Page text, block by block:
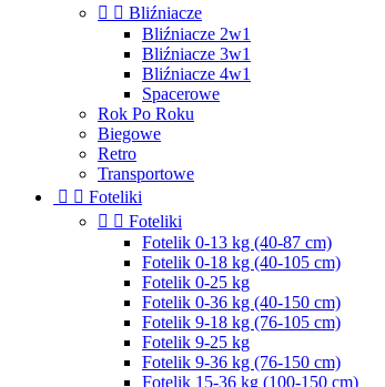
  Bliźniacze
Bliźniacze 2w1
Bliźniacze 3w1
Bliźniacze 4w1
Spacerowe
Rok Po Roku
Biegowe
Retro
Transportowe
  Foteliki
  Foteliki
Fotelik 0-13 kg (40-87 cm)
Fotelik 0-18 kg (40-105 cm)
Fotelik 0-25 kg
Fotelik 0-36 kg (40-150 cm)
Fotelik 9-18 kg (76-105 cm)
Fotelik 9-25 kg
Fotelik 9-36 kg (76-150 cm)
Fotelik 15-36 kg (100-150 cm)